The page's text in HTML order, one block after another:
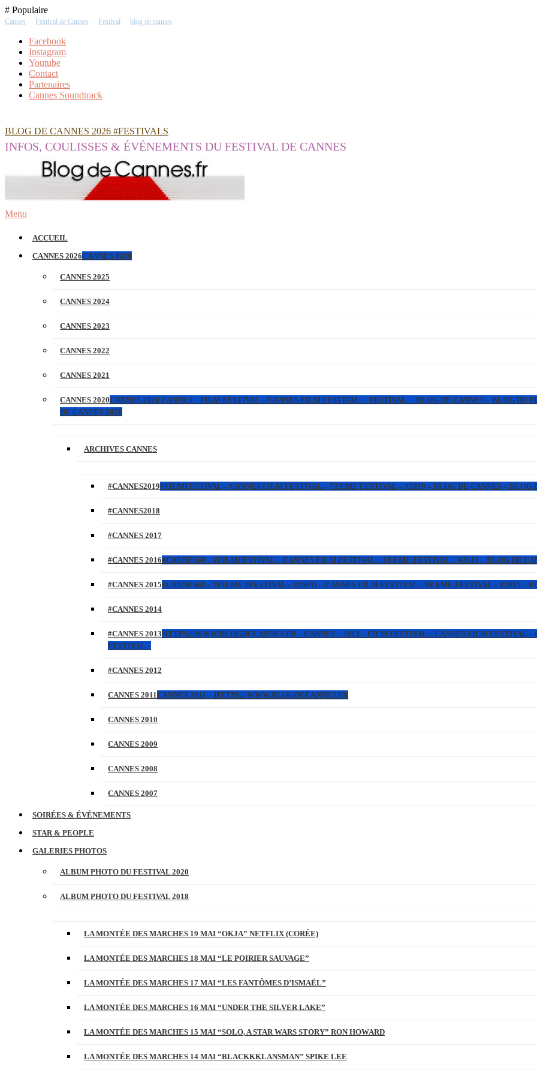
Skip
To
# Populaire
Cannes Festival de Cannes Festival blog de cannes
Facebook
Instagram
Youtube
Contact
Partenaires
Cannes Soundtrack
BLOG DE CANNES 2026 #FESTIVALS
INFOS, COULISSES & ÉVÉNEMENTS DU FESTIVAL DE CANNES
Menu
ACCUEIL
CANNES 2026CANNES 2026
CANNES 2025
CANNES 2024
CANNES 2023
CANNES 2022
CANNES 2021
CANNES 2020CANNES 2020 CANNES – FILM FESTIVAL – CANNES FILM FESTIVAL – FESTIVAL – BLOG DE CANNES – BLOG DU
DE CANNES 2020
ARCHIVES CANNES
#CANNES2019#FILMFESTIVAL – CANNES FILM FESTIVAL – 72 EME FESTIVAL – #2019 – BLOG DE CANNES – BLOG
#CANNES2018
#CANNES 2017
#CANNES 2016#CANNES69 – #FILMFESTIVAL – CANNES FILM FESTIVAL – 69 EME FESTIVAL – #2016 – BLOG DE
#CANNES 2015#CANNES68 – #FILMF #FESTIVAL – #INFO – CANNES FILM FESTIVAL – 68 EME FESTIVAL – #2015 –
#CANNES 2014
#CANNES 2013HTTPS://WWW.BLOGDECANNES.FR – CANNES – 2013 – FILM FESTIVAL – CANNES FILM FESTIVAL
FESTIVAL –
#CANNES 2012
CANNES 2011CANNES 2011 – HTTPS://WWW.BLOGDECANNES.FR
CANNES 2010
CANNES 2009
CANNES 2008
CANNES 2007
SOIRÉES & ÉVÉNEMENTS
STAR & PEOPLE
GALERIES PHOTOS
ALBUM PHOTO DU FESTIVAL 2020
ALBUM PHOTO DU FESTIVAL 2018
LA MONTÉE DES MARCHES 19 MAI “OKJA” NETFLIX (CORÉE)
LA MONTÉE DES MARCHES 18 MAI “LE POIRIER SAUVAGE”
LA MONTÉE DES MARCHES 17 MAI “LES FANTÔMES D’ISMAËL”
LA MONTÉE DES MARCHES 16 MAI “UNDER THE SILVER LAKE”
LA MONTÉE DES MARCHES 15 MAI “SOLO, A STAR WARS STORY” RON HOWARD
LA MONTÉE DES MARCHES 14 MAI “BLACKKKLANSMAN” SPIKE LEE